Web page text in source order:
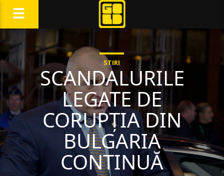
STIRI
SCANDALURILE
LEGATE DE
CORUPȚIA DIN
BULGARIA
CONTINUĂ